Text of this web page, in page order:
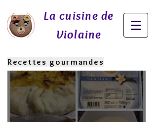
La cuisine de
Violaine
Recettes gourmandes